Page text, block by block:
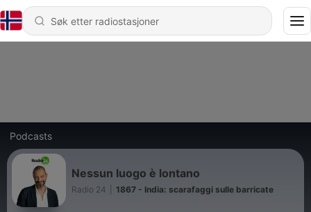
Podcasts
Nessun luogo è lontano
Radio 24 1867 - India: scarafaggi sulle barricate